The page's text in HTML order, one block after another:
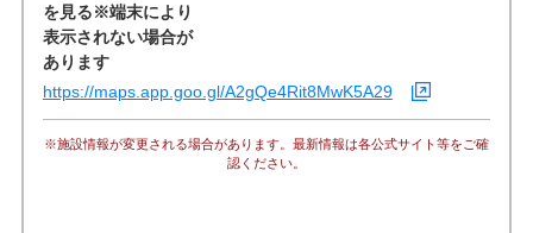
を見る※端末により
表示されない場合が
あります
https://maps.app.goo.gl/A2gQe4Rit8MwK5A29
※施設情報が変更される場合があります。最新情報は各公式サイト等をご確
認ください。